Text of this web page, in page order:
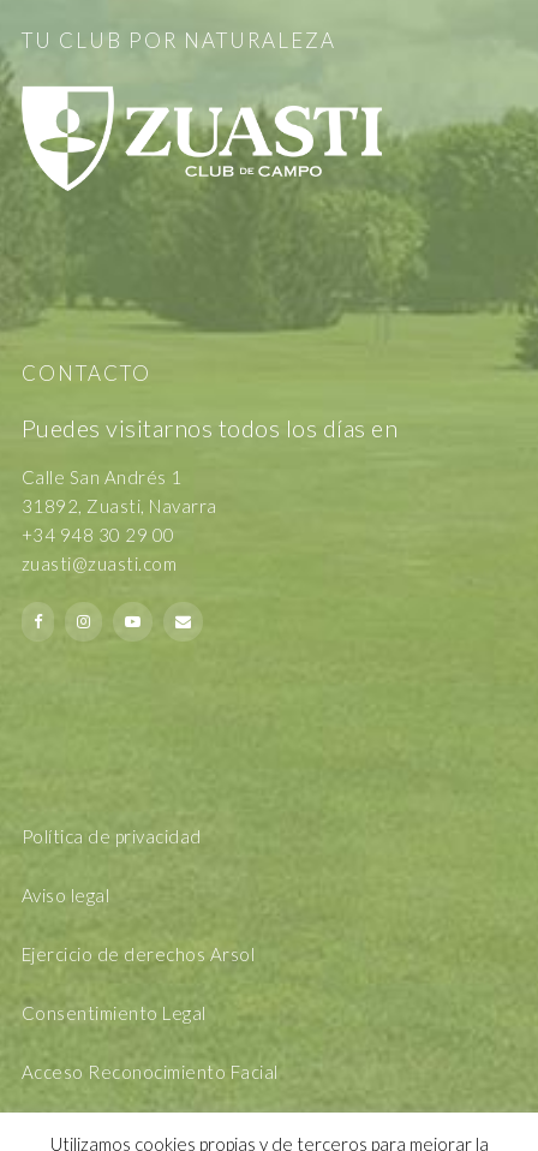
TU CLUB POR NATURALEZA
CONTACTO
Puedes visitarnos todos los días en
Calle San Andrés 1
31892, Zuasti, Navarra
+34 948 30 29 00
zuasti@zuasti.com
Política de privacidad
Aviso legal
Ejercicio de derechos Arsol
Consentimiento Legal
Acceso Reconocimiento Facial
Utilizamos cookies propias y de terceros para mejorar la